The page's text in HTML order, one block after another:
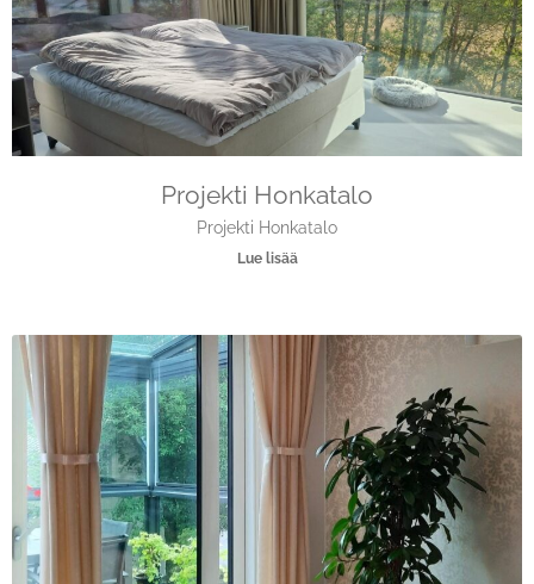
Projekti Honkatalo
Projekti Honkatalo
Lue lisää